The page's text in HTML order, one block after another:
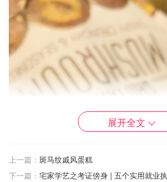
展开全文
上一篇： 斑马纹戚风蛋糕
下一篇： 宅家学艺之考证傍身 | 五个实用就业